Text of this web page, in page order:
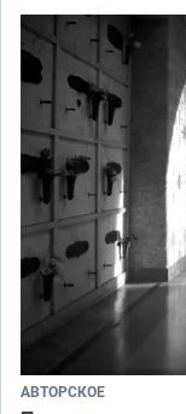
АВТОРСКОЕ